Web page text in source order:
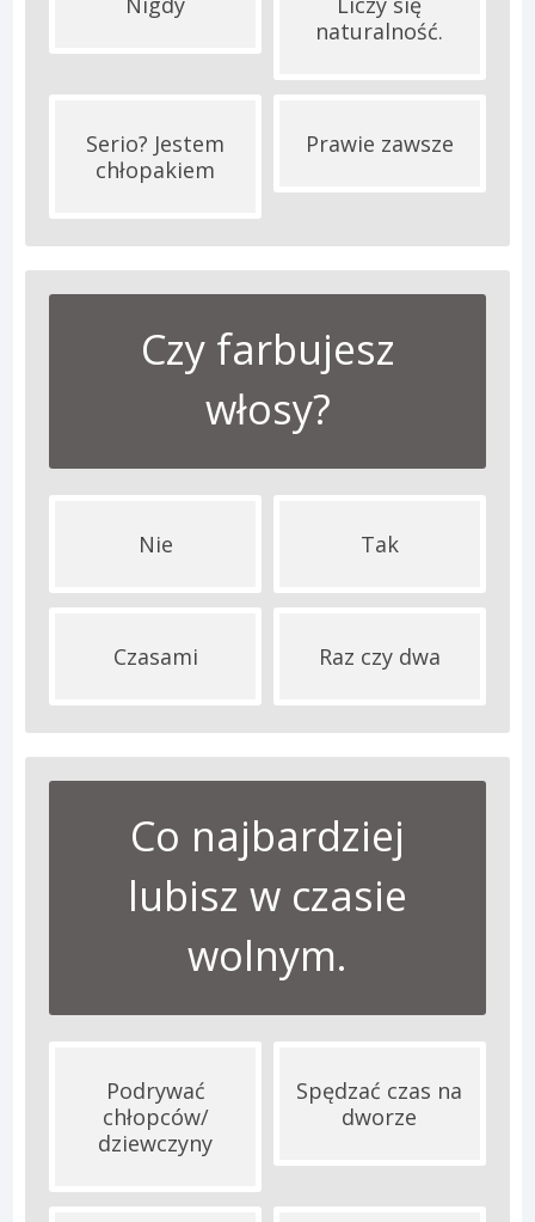
naturalność.
Serio? Jestem
chłopakiem
Prawie zawsze
Czy farbujesz
włosy?
Nie Tak
Czasami Raz czy dwa
Co najbardziej
lubisz w czasie
wolnym.
Podrywać
chłopców/
dziewczyny
Spędzać czas na
dworze